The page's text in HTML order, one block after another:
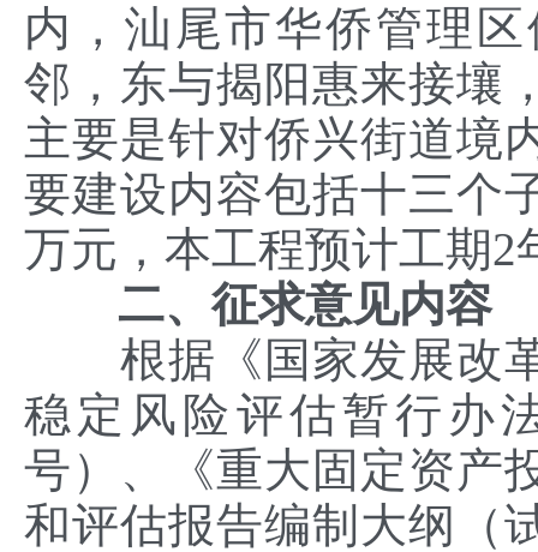
内，汕尾市华侨管理
邻，东与揭阳惠来接壤
主要是针对侨兴街道境
要建设内容包括十三个
万元，本工程预计工期2
二、征求意见内容
根据《国家发展改革
稳定风险评估暂行办
号）、《重大固定资产
和评估报告编制大纲（